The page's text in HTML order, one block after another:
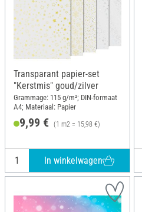
Transparant papier-set
"Kerstmis" goud/zilver
Grammage: 115 g/m²; DIN-formaat
A4; Materiaal: Papier
9,99 € (1 m2 = 15,98 €)
In winkelwagen